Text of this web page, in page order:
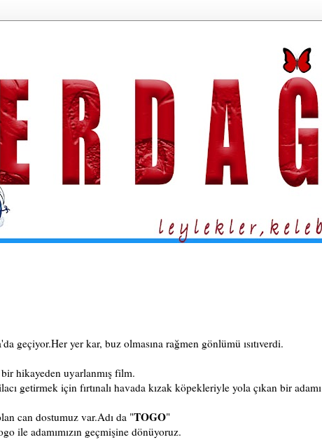
geçiyor.Her yer kar, buz olmasına rağmen gönlümü ısıtıverdi.
hikayeden uyarlanmış film.
getirmek için fırtınalı havada kızak köpekleriyle yola çıkan bir adamı
can dostumuz var.Adı da "TOGO"
ile adamımızın geçmişine dönüyoruz.